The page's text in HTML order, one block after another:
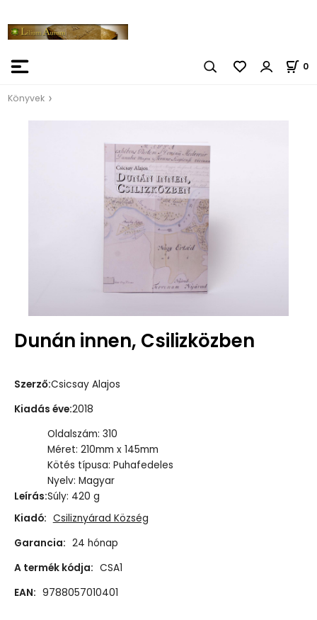
0
Könyvek
Dunán innen, Csilizközben
Szerző:Csicsay Alajos
Kiadás éve:2018
Leírás:
Oldalszám: 310
Méret: 210mm x 145mm
Kötés típusa: Puhafedeles
Nyelv: Magyar
Súly: 420 g
Kiadó: Csiliznyárad Község
Garancia: 24 hónap
A termék kódja: CSA1
EAN: 9788057010401